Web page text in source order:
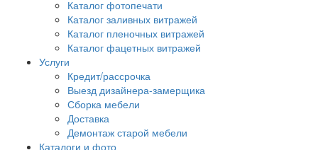
Каталог фотопечати
Каталог заливных витражей
Каталог пленочных витражей
Каталог фацетных витражей
Услуги
Кредит/рассрочка
Выезд дизайнера-замерщика
Сборка мебели
Доставка
Демонтаж старой мебели
Каталоги и фото